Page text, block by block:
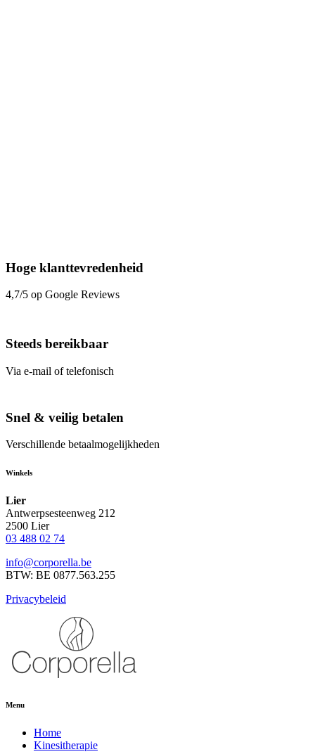
Hoge klanttevredenheid
4,7/5 op Google Reviews
Steeds bereikbaar
Via e-mail of telefonisch
Snel & veilig betalen
Verschillende betaalmogelijkheden
Winkels
Lier
Antwerpsesteenweg 212
2500 Lier
03 488 02 74
info@corporella.be
BTW: BE 0877.563.255
Privacybeleid
Menu
Home
Kinesitherapie